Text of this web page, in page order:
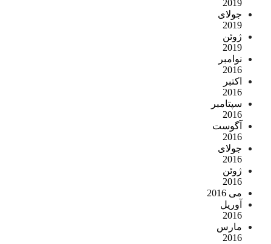
2019
جولای
2019
ژوئن
2019
نوامبر
2016
اکتبر
2016
سپتامبر
2016
آگوست
2016
جولای
2016
ژوئن
2016
می 2016
آوریل
2016
مارس
2016